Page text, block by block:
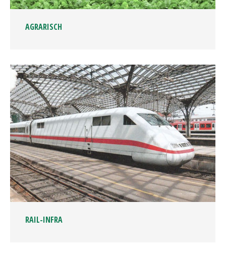
AGRARISCH
RAIL-INFRA